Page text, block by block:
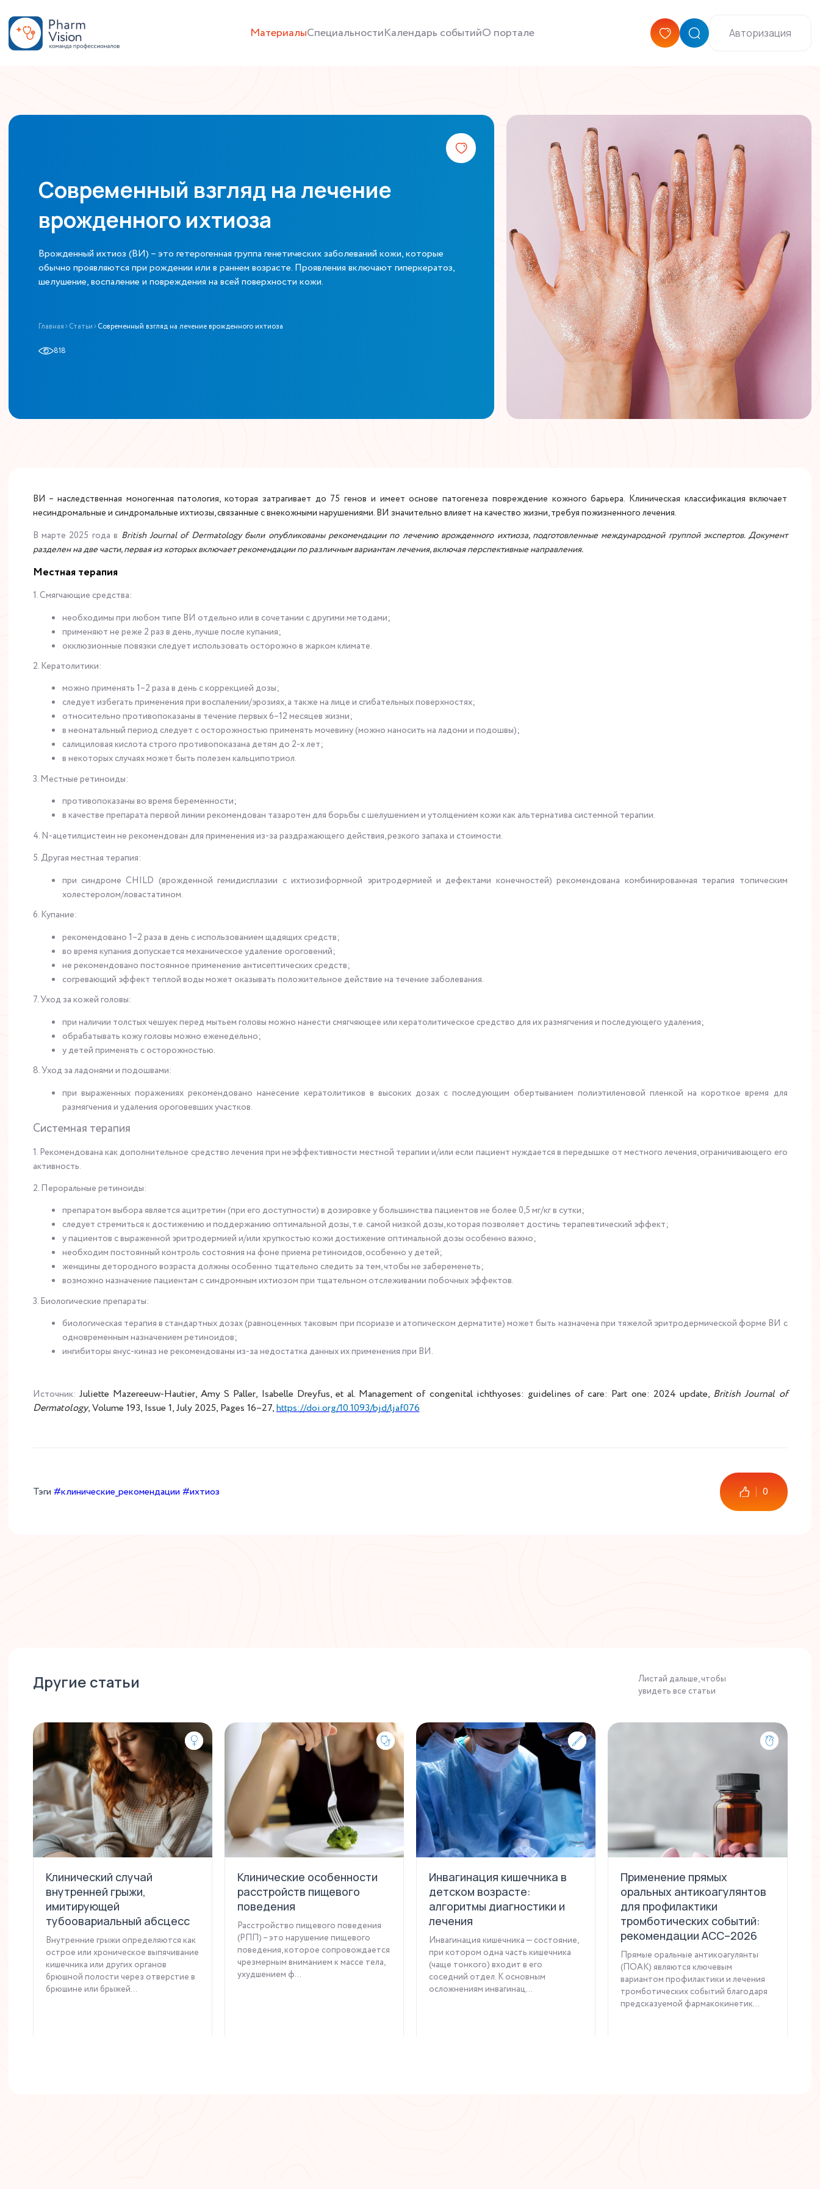
МатериалыСпециальностиКалендарь событийО портале Авторизация
Современный взгляд на лечение
врожденного ихтиоза
Врожденный ихтиоз (ВИ) – это гетерогенная группа генетических заболеваний кожи, которые
обычно проявляются при рождении или в раннем возрасте. Проявления включают гиперкератоз,
шелушение, воспаление и повреждения на всей поверхности кожи.
Главная Статьи Современный взгляд на лечение врожденного ихтиоза
818
ВИ – наследственная моногенная патология, которая затрагивает до 75 генов и имеет основе патогенеза повреждение кожного барьера. Клиническая классификация включает
несиндромальные и синдромальные ихтиозы, связанные с внекожными нарушениями. ВИ значительно влияет на качество жизни, требуя пожизненного лечения.
В марте 2025 года в British Journal of Dermatology были опубликованы рекомендации по лечению врожденного ихтиоза, подготовленные международной группой экспертов. Документ
разделен на две части, первая из которых включает рекомендации по различным вариантам лечения, включая перспективные направления.
Местная терапия
1. Смягчающие средства:
необходимы при любом типе ВИ отдельно или в сочетании с другими методами;
применяют не реже 2 раз в день, лучше после купания;
окклюзионные повязки следует использовать осторожно в жарком климате.
2. Кератолитики:
можно применять 1–2 раза в день с коррекцией дозы;
следует избегать применения при воспалении/эрозиях, а также на лице и сгибательных поверхностях;
относительно противопоказаны в течение первых 6–12 месяцев жизни;
в неонатальный период следует с осторожностью применять мочевину (можно наносить на ладони и подошвы);
салициловая кислота строго противопоказана детям до 2-х лет;
в некоторых случаях может быть полезен кальципотриол.
3. Местные ретиноиды:
противопоказаны во время беременности;
в качестве препарата первой линии рекомендован тазаротен для борьбы с шелушением и утолщением кожи как альтернатива системной терапии.
4.N-ацетилцистеин не рекомендован для применения из-за раздражающего действия, резкого запаха и стоимости.
5. Другая местная терапия:
при синдромеCHILD (врожденной гемидисплазии с ихтиозиформной эритродермией и дефектами конечностей) рекомендована комбинированная терапия топическим
холестеролом/ловастатином.
6. Купание:
рекомендовано 1–2 раза в день с использованием щадящих средств;
во время купания допускается механическое удаление ороговений;
не рекомендовано постоянное применение антисептических средств;
согревающий эффект теплой воды может оказывать положительное действие на течение заболевания.
7. Уход за кожей головы:
при наличии толстых чешуек перед мытьем головы можно нанести смягчяющее или кератолитическое средство для их размягчения и последующего удаления;
обрабатывать кожу головы можно еженедельно;
у детей применять с осторожностью.
8. Уход за ладонями и подошвами:
при выраженных поражениях рекомендовано нанесение кератолитиков в высоких дозах с последующим обертыванием полиэтиленовой пленкой на короткое время для
размягчения и удаления ороговевших участков.
Системная терапия
1. Рекомендована как дополнительное средство лечения при неэффективности местной терапии и/или если пациент нуждается в передышке от местного лечения, ограничивающего его
активность.
2. Пероральные ретиноиды:
препаратом выбора является ацитретин (при его доступности) в дозировке у большинства пациентов не более 0,5 мг/кг в сутки;
следует стремиться к достижению и поддержанию оптимальной дозы, т.е. самой низкой дозы, которая позволяет достичь терапевтический эффект;
у пациентов с выраженной эритродермией и/или хрупкостью кожи достижение оптимальной дозы особенно важно;
необходим постоянный контроль состояния на фоне приема ретиноидов, особенно у детей;
женщины детородного возраста должны особенно тщательно следить за тем, чтобы не забеременеть;
возможно назначение пациентам с синдромным ихтиозом при тщательном отслеживании побочных эффектов.
3. Биологические препараты:
биологическая терапия в стандартных дозах (равноценных таковым при псориазе и атопическом дерматите) может быть назначена при тяжелой эритродермической форме ВИ с
одновременным назначением ретиноидов;
ингибиторы янус-киназ не рекомендованы из-за недостатка данных их применения при ВИ.
Источник: Juliette Mazereeuw-Hautier, Amy S Paller, Isabelle Dreyfus, et al. Management of congenital ichthyoses: guidelines of care: Part one: 2024 update, British Journal of
Dermatology, Volume 193, Issue 1, July 2025, Pages 16–27,https://doi.org/10.1093/bjd/ljaf076
Тэги #клинические_рекомендации #ихтиоз 0
Другие статьи
Листай дальше, чтобы
увидеть все статьи
Клинический случай
внутренней грыжи,
имитирующей
тубоовариальный абсцесс
Внутренние грыжи определяются как
острое или хроническое выпячивание
кишечника или других органов
брюшной полости через отверстие в
брюшине или брыжей...
Клинические особенности
расстройств пищевого
поведения
Расстройство пищевого поведения
(РПП) – это нарушение пищевого
поведения, которое сопровождается
чрезмерным вниманием к массе тела,
ухудшением ф...
Инвагинация кишечника в
детском возрасте:
алгоритмы диагностики и
лечения
Инвагинация кишечника — состояние,
при котором одна часть кишечника
(чаще тонкого) входит в его
соседний отдел. К основным
осложнениям инвагинац...
Применение прямых
оральных антикоагулянтов
для профилактики
тромботических событий:
рекомендации ACC–2026
Прямые оральные антикоагулянты
(ПОАК) являются ключевым
вариантом профилактики и лечения
тромботических событий благодаря
предсказуемой фармакокинетик...